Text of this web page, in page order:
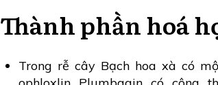
Thành phần hoá
Trong rễ cây Bạch hoa xà có